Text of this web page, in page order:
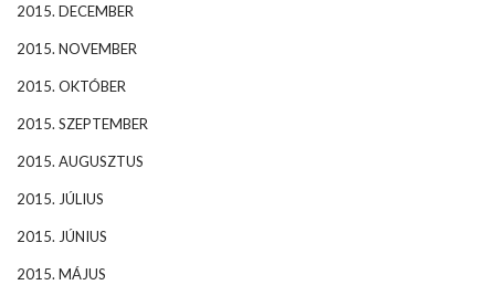
2015. DECEMBER
2015. NOVEMBER
2015. OKTÓBER
2015. SZEPTEMBER
2015. AUGUSZTUS
2015. JÚLIUS
2015. JÚNIUS
2015. MÁJUS